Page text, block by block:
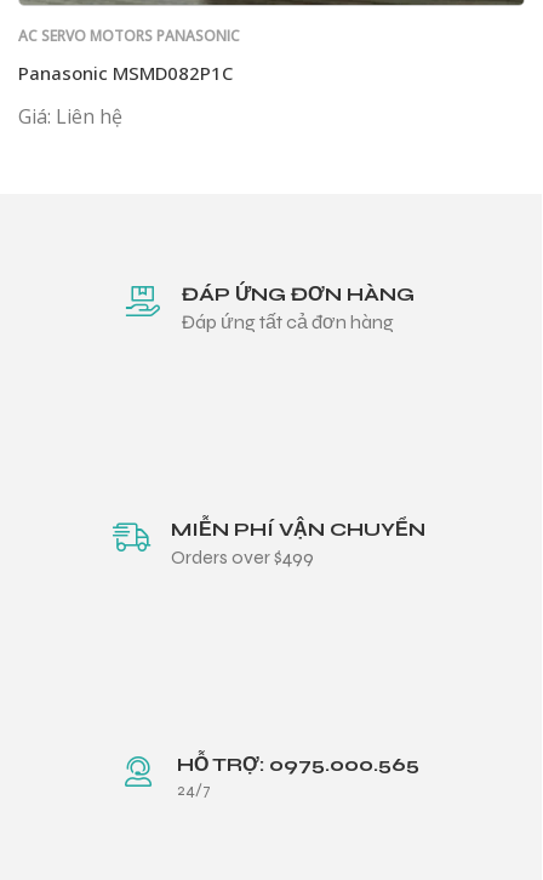
AC SERVO MOTORS PANASONIC
Panasonic MSMD082P1C
Giá: Liên hệ
ĐÁP ỨNG ĐƠN HÀNG
Đáp ứng tất cả đơn hàng
MIỄN PHÍ VẬN CHUYỂN
Orders over $499
HỖ TRỢ: 0975.000.565
24/7